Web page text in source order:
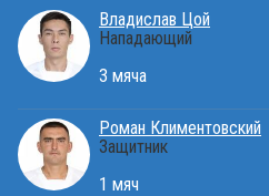
Владислав Цой
Нападающий
3 мяча
Роман Климентовский
Защитник
1 мяч